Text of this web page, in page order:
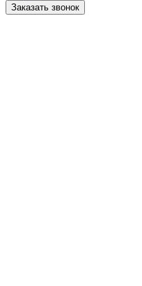
Заказать звонок